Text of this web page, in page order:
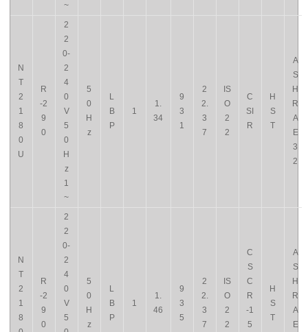
~
N
T
2
1
8
0
U
R
-2
9
0
2
2
0-
2
4
0
V
5
0
H
z
1
~
5
0
H
z
L
B
P
1
1.
34
9
3
1
2
2.
3
7
IS
O
2
2
C
SI
R
H
S
T
A
S
H
R
A
E
3
2
N
T
2
1
8
R
-2
9
0
2
2
0-
2
4
0
V
5
5
0
H
z
L
B
P
1
1.
46
9
3
5
2
2.
3
7
IS
O
2
2
C
S
C
R
-1
5
H
S
T
A
S
H
R
A
E